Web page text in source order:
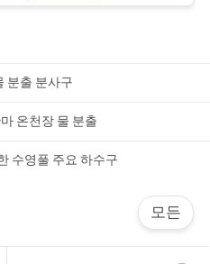
분출 분사구
온천장 물 분출
수영풀 주요 하수구
모든